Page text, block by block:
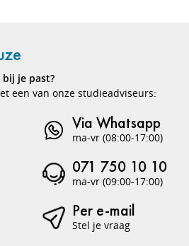
je past?
een van onze studieadviseurs:
Via Whatsapp
ma-vr (08:00-17:00)
071 750 10 10
ma-vr (09:00-17:00)
Per e-mail
Stel je vraag